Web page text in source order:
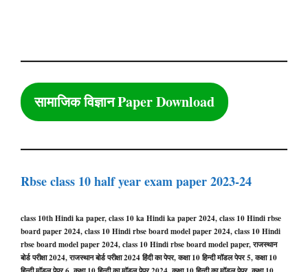
सामाजिक विज्ञान Paper Download
Rbse class 10 half year exam paper 2023-24
class 10th Hindi ka paper, class 10 ka Hindi ka paper 2024, class 10 Hindi rbse
board paper 2024, class 10 Hindi rbse board model paper 2024, class 10 Hindi
rbse board model paper 2024, class 10 Hindi rbse board model paper, राजस्थान
बोर्ड परीक्षा 2024, राजस्थान बोर्ड परीक्षा 2024 हिंदी का पेपर, कक्षा 10 हिन्दी मॉडल पेपर 5, कक्षा 10